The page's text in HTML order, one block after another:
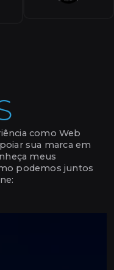
como Web
sua marca em
meus
podemos juntos